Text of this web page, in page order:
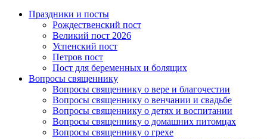
Праздники и посты
Рождественский пост
Великий пост 2026
Успенский пост
Петров пост
Пост для беременных и болящих
Вопросы священнику
Вопросы священнику о вере и благочестии
Вопросы священнику о венчании и свадьбе
Вопросы священнику о детях и воспитании
Вопросы священнику о домашних питомцах
Вопросы священнику о грехе